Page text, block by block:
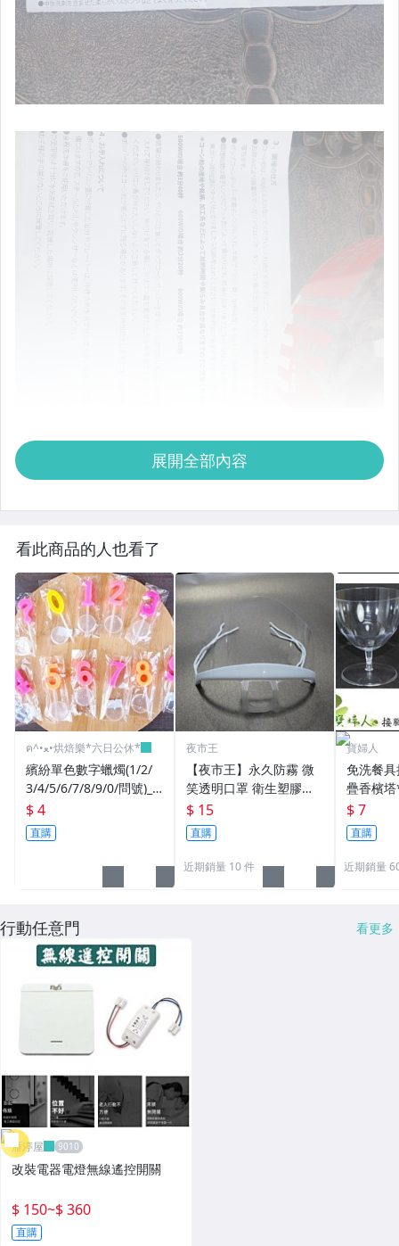
展開全部內容
看此商品的人也看了
ฅ^•ﻌ•烘焙樂*六日公休*
繽紛單色數字蠟燭(1/2/
3/4/5/6/7/8/9/0/問號)_0
31-041◎單支.顏色.糖果
色.數字.蠟燭.問號
$ 4
直購
夜市王
【夜市王】永久防霧 微
笑透明口罩 衛生塑膠口
罩 透明口罩1個15元
$ 15
直購
近期銷量 10 件
寶婦人
免洗餐
疊香檳
用超取
內，運
請自行
$ 7
直購
近期銷量
行動任意門 看更多
雁渟屋
改裝電器電燈無線遙控開關
$ 150~$ 360
直購